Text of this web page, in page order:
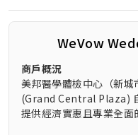
WeVow
商戶概況
美邦醫學體檢中心（新
(Grand Central Plaza)
提供經濟實惠且專業全面